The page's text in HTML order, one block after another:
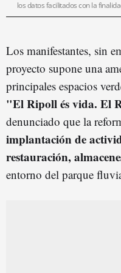
los datos facilitados con la
Los manifestantes, sin
proyecto supone una
principales espacios
"El Ripoll és vida. El
denunciado que la
implantación de
restauración,
entorno del parque